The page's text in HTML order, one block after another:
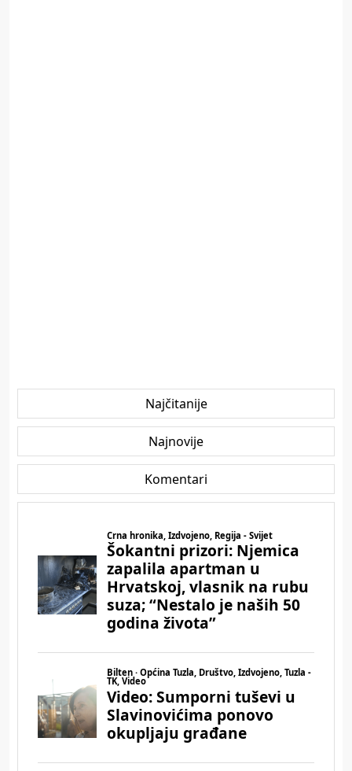
Najčitanije
Najnovije
Komentari